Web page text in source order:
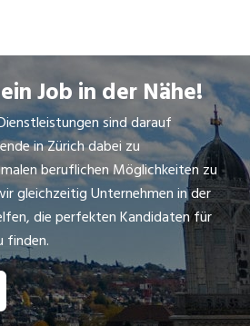
Job in der Nähe!
sind darauf
in Zürich dabei zu
beruflichen Möglichkeiten zu
gleichzeitig Unternehmen in der
die perfekten Kandidaten für
finden.